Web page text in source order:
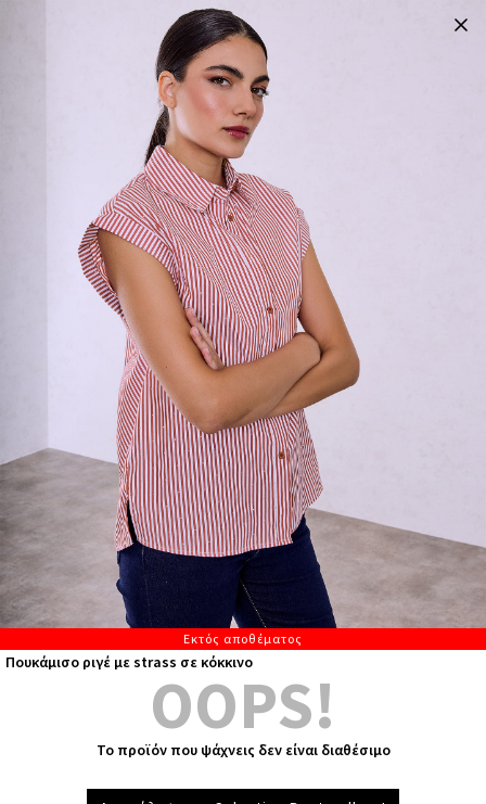
Εκτός αποθέματος
Πουκάμισο ριγέ με strass σε κόκκινο
OOPS!
Το προϊόν που ψάχνεις δεν είναι διαθέσιμο